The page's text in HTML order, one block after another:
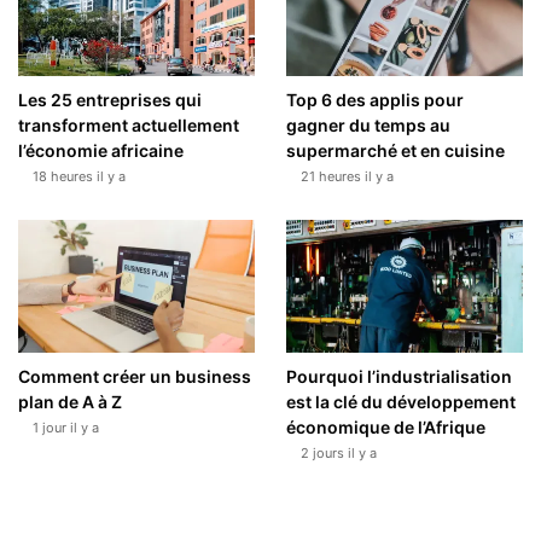
Les 25 entreprises qui
transforment actuellement
l’économie africaine
18 heures il y a
Top 6 des applis pour
gagner du temps au
supermarché et en cuisine
21 heures il y a
Comment créer un business
plan de A à Z
1 jour il y a
Pourquoi l’industrialisation
est la clé du développement
économique de l’Afrique
2 jours il y a